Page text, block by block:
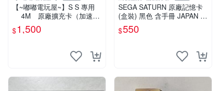
【~嘟嘟電玩屋~】S S 專用
4M 原廠擴充卡（加速
卡）
$1,500
SEGA SATURN 原廠記憶卡
(盒裝) 黑色 含手冊 JAPAN 美
品 BB0392
$550